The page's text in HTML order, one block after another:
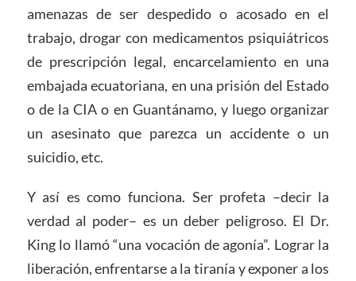
amenazas de ser despedido o acosado en el
trabajo, drogar con medicamentos psiquiátricos
de prescripción legal, encarcelamiento en una
embajada ecuatoriana, en una prisión del Estado
o de la CIA o en Guantánamo, y luego organizar
un asesinato que parezca un accidente o un
suicidio, etc.
Y así es como funciona. Ser profeta –decir la
verdad al poder– es un deber peligroso. El Dr.
King lo llamó “una vocación de agonía”. Lograr la
liberación, enfrentarse a la tiranía y exponer a los